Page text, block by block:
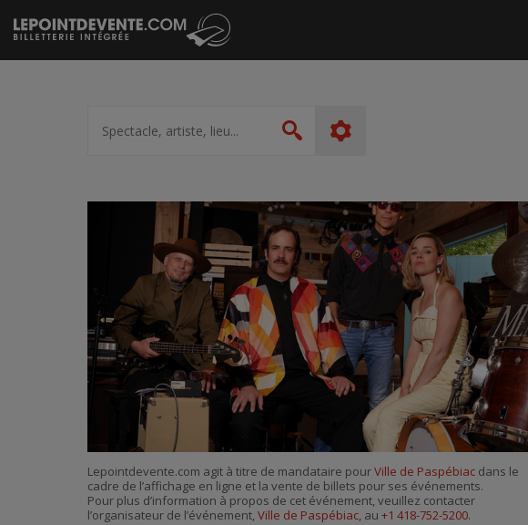
Passer
au
contenu
artiste,
lieu...
Rechercher
Lepointdevente.com agit à titre de mandataire pourVille de Paspébiac dans le
cadre de l’affichage en ligne et la vente de billets pour ses événements.
Pour plus d’information à propos de cet événement, veuillez contacter
l’organisateur de l’événement, Ville de Paspébiac, au +1 418-752-5200.